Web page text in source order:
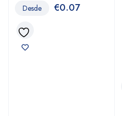
Desde €0.07